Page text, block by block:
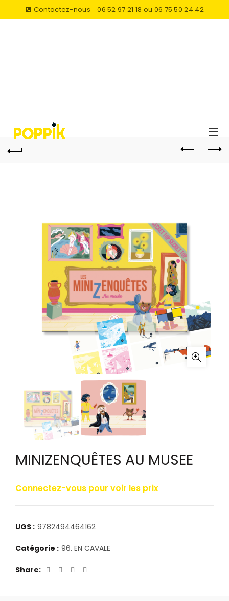
Contactez-nous 06 52 97 21 18 ou 06 75 50 24 42
MINIZENQUÊTES AU MUSEE
Connectez-vous pour voir les prix
UGS : 9782494464162
Catégorie : 96. EN CAVALE
Share